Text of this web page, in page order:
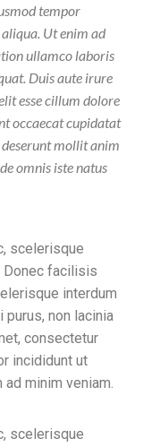
tempor
Ut enim ad
ullamco laboris
Duis aute irure
esse cillum dolore
occaecat cupidatat
mollit anim
omnis iste natus
scelerisque
Donec facilisis
interdum
non lacinia
consectetur
incididunt ut
ad minim veniam.
scelerisque